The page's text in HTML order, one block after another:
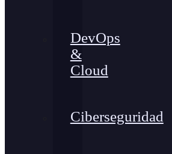
DevOps
&
Cloud
Ciberseguridad